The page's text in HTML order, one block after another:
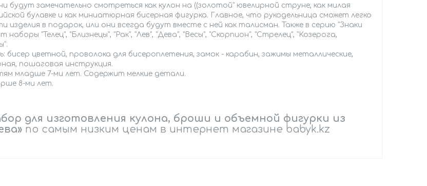
будут замечательно смотреться как кулон на ((золотой" ювелирной струне, как милая
булавке и как миниатюрная бисерная фигурка. Главное, что рукодельница сможет легко
изделия в подарок, или они всегда будут вместе с ней как талисман. Также в серию "Знаки
наборы "Телец", "Близнецы", "Рак", "Лев", "Дева", "Весы", "Скорпион", "Стрелец", "Козерога,
бисер цветной, проволока для бисероплетения, замок - карабин, зажимы металлические,
пошаговая инструкция.
младше 7-ми лет. Содержит мелкие детали.
8-ми лет.
для изготовления кулона, броши и объемной фигурки из
по самым низким ценам в интернет магазине babyk.kz